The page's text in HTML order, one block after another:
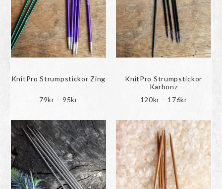
KnitPro Strumpstickor Zing
79kr – 95krPrisintervall:
till
95kr
KnitPro Strumpstickor
Karbonz
120kr – 176kr
till
176kr